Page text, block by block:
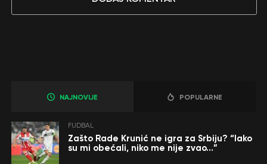
NAJNOVIJE POPULARNE
FUDBAL
Zašto Rade Krunić ne igra za Srbiju? “Iako
su mi obećali, niko me nije zvao…”